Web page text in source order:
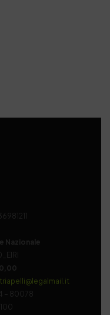
Nazionale
– 80078